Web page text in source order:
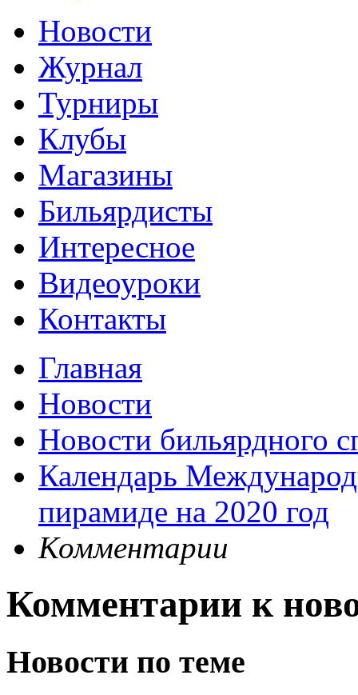
Новости
Журнал
Турниры
Клубы
Магазины
Бильярдисты
Интересное
Видеоуроки
Контакты
Главная
Новости
Новости бильярдного
Календарь
пирамиде на 2020 год
Комментарии
Комментарии к
Новости по теме